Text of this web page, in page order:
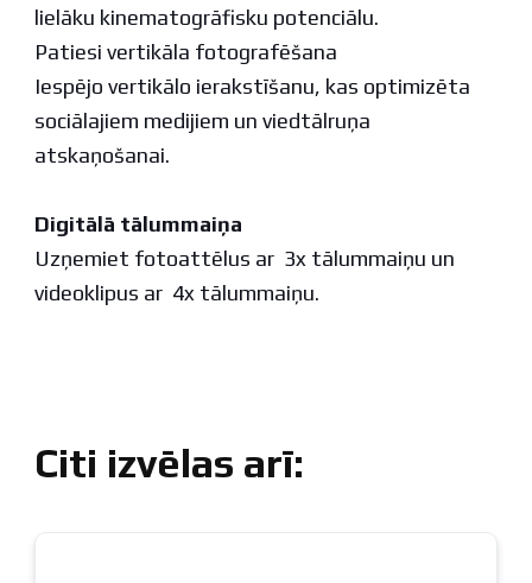
lielāku kinematogrāfisku potenciālu.
Patiesi vertikāla fotografēšana
Iespējo vertikālo ierakstīšanu, kas optimizēta
sociālajiem medijiem un viedtālruņa
atskaņošanai.
Digitālā tālummaiņa
Uzņemiet fotoattēlus ar 3x tālummaiņu un
videoklipus ar 4x tālummaiņu.
Citi izvēlas arī: